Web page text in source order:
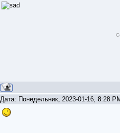
Дата: Понедельник, 2023-01-16, 8:28